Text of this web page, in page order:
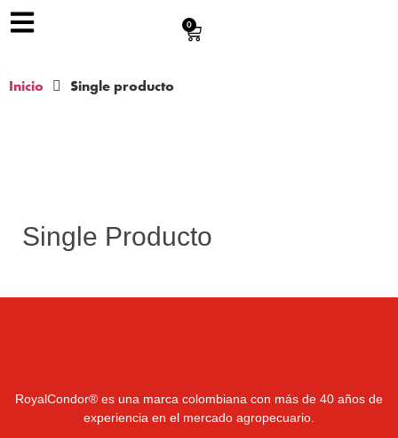
0
Inicio Single producto
Single Producto
RoyalCondor® es una marca colombiana con más de 40 años de
experiencia en el mercado agropecuario.